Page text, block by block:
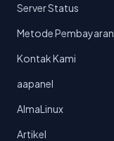
Server Status
Metode Pembayaran
Kontak Kami
aapanel
AlmaLinux
Artikel